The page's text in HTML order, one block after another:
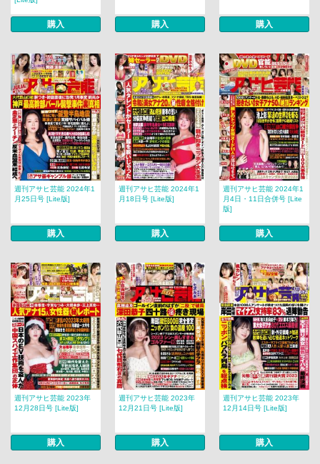
購入 購入 購入
週刊アサヒ芸能 2024年1
月25日号 [Lite版]
購入
週刊アサヒ芸能 2024年1
月18日号 [Lite版]
購入
週刊アサヒ芸能 2024年1
月4日・11日合併号 [Lite
版]
購入
週刊アサヒ芸能 2023年
12月28日号 [Lite版]
購入
週刊アサヒ芸能 2023年
12月21日号 [Lite版]
購入
週刊アサヒ芸能 2023年
12月14日号 [Lite版]
購入